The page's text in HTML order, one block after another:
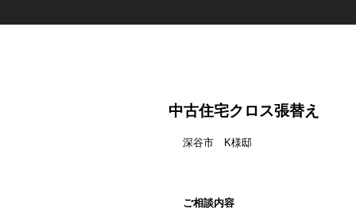
中古住宅クロス張替え
深谷市　K様邸
ご相談内容